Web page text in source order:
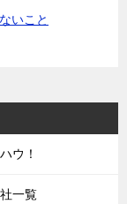
いこと
ウ！
一覧